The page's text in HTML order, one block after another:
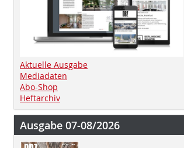
Aktuelle Ausgabe
Mediadaten
Abo-Shop
Heftarchiv
Ausgabe 07-08/2026